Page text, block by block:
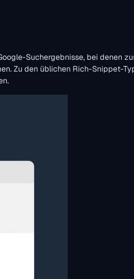
Suchergebnisse, bei denen
Zu den üblichen Rich-Snippet-